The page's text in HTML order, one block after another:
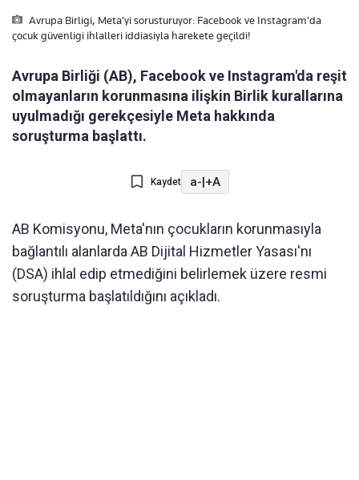
Avrupa Birligi, Meta'yi sorusturuyor: Facebook ve Instagram'da
çocuk güvenligi ihlalleri iddiasiyla harekete geçildi!
Avrupa Birliği (AB), Facebook ve Instagram'da reşit
olmayanların korunmasına ilişkin Birlik kurallarına
uyulmadığı gerekçesiyle Meta hakkında
soruşturma başlattı.
Kaydet a-|+A
AB Komisyonu, Meta'nın çocukların korunmasıyla
bağlantılı alanlarda AB Dijital Hizmetler Yasası'nı
(DSA) ihlal edip etmediğini belirlemek üzere resmi
soruşturma başlatıldığını açıkladı.